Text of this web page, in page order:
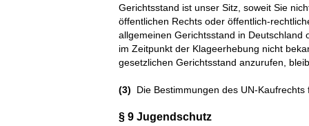
Gerichtsstand ist unser Sitz, soweit Sie
öffentlichen Rechts oder öffentlich-
allgemeinen Gerichtsstand in Deutschland
im Zeitpunkt der Klageerhebung nicht
gesetzlichen Gerichtsstand anzurufen,
(3) Die Bestimmungen des UN-
§ 9 Jugendschutz